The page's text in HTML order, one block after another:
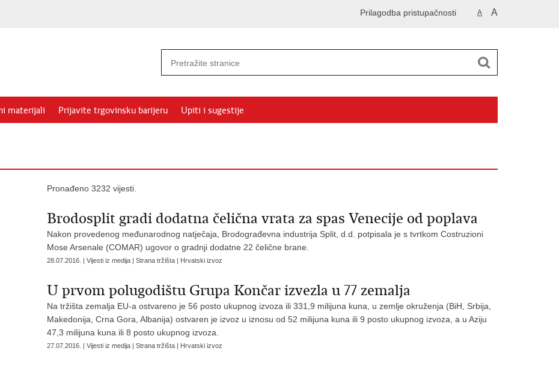
A A
Prilagodba pristupačnosti
materijali Prijavite trgovinsku barijeru Upiti i sugestije
Pronađeno 3232 vijesti.
Brodosplit gradi dodatna čelična vrata za spas Venecije od poplava
Nakon provedenog međunarodnog natječaja, Brodograđevna industrija Split, d.d. potpisala je s tvrtkom Costruzioni
Mose Arsenale (COMAR) ugovor o gradnji dodatne 22 čelične brane.
28.07.2016. | Vijesti iz medija | Strana tržišta | Hrvatski izvoz
U prvom polugodištu Grupa Končar izvezla u 77 zemalja
Na tržišta zemalja EU-a ostvareno je 56 posto ukupnog izvoza ili 331,9 milijuna kuna, u zemlje okruženja (BiH, Srbija,
Makedonija, Crna Gora, Albanija) ostvaren je izvoz u iznosu od 52 milijuna kuna ili 9 posto ukupnog izvoza, a u Aziju
47,3 milijuna kuna ili 8 posto ukupnog izvoza.
27.07.2016. | Vijesti iz medija | Strana tržišta | Hrvatski izvoz